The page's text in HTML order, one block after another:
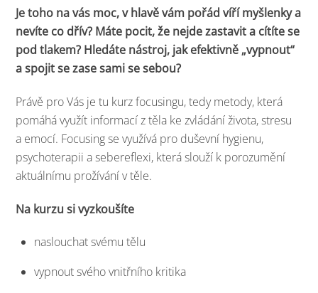
Je toho na vás moc, v hlavě vám pořád víří myšlenky a
nevíte co dřív? Máte pocit, že nejde zastavit a cítíte se
pod tlakem? Hledáte nástroj, jak efektivně „vypnout“
a spojit se zase sami se sebou?
Právě pro Vás je tu kurz focusingu, tedy metody, která
pomáhá využít informací z těla ke zvládání života, stresu
a emocí. Focusing se využívá pro duševní hygienu,
psychoterapii a sebereflexi, která slouží k porozumění
aktuálnímu prožívání v těle.
Na kurzu si vyzkoušíte
naslouchat svému tělu
vypnout svého vnitřního kritika